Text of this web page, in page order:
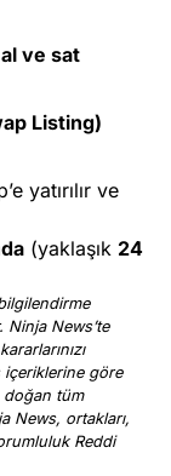
al ve sat
Listing)
yatırılır ve
(yaklaşık 24
Ninja News’te
içeriklerine göre
doğan tüm
News, ortakları,
Reddi